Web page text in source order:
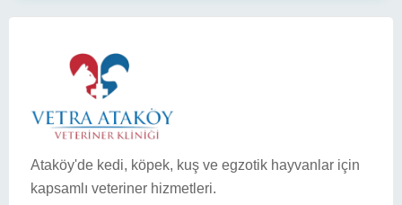
Ataköy'de kedi, köpek, kuş ve egzotik hayvanlar için
kapsamlı veteriner hizmetleri.